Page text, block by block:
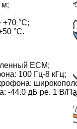
м;
°C;
°C.
ECM;
100 Гц-8 кГц;
-44.0 дБ ре. 1 В/